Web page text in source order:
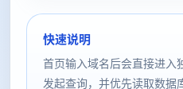
快速说明
首页输入域名后会直接进入
发起查询，并优先读取数据